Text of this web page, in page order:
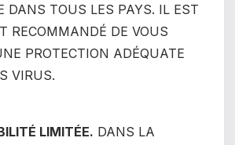
DANS TOUS LES PAYS. IL EST
RECOMMANDÉ DE VOUS
PROTECTION ADÉQUATE
VIRUS.
LIMITÉE. DANS LA